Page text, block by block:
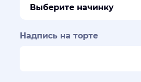
Выберите начинку
Надпись на торте